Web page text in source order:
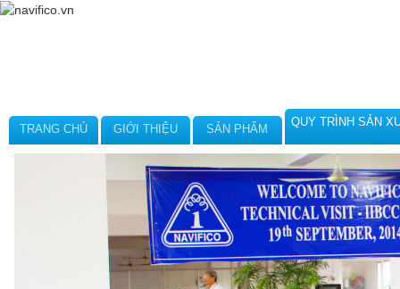
TRANG CHỦ GIỚI THIỆU SẢN PHẨM
QUY TRÌNH SẢN